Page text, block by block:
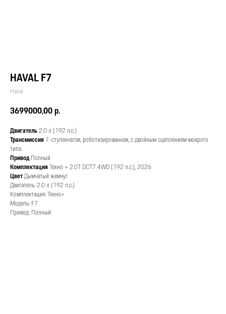
HAVAL F7
Haval
3699000,00р.
Двигатель2.0 л (192 л.с.)
Трансмиссия7-ступенчатая, роботизированная, с двойным сцеплением мокрого
типа
ПриводПолный
КомплектацияТехно + 2.0T DCT7 4WD (192 л.с.), 2026
ЦветДымчатый жемчуг
Двигатель: 2.0 л (192 л.с.)
Комплектация: Техно+
Модель: F7
Привод: Полный